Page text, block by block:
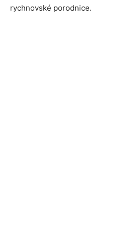
rychnovské porodnice.